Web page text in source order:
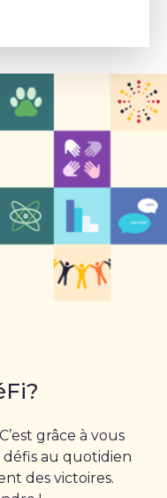
grâce à vous
au quotidien
des victoires.